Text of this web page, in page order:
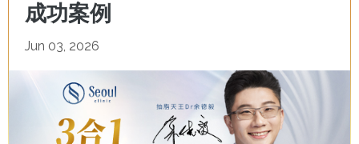
成功案例
Jun 03, 2026